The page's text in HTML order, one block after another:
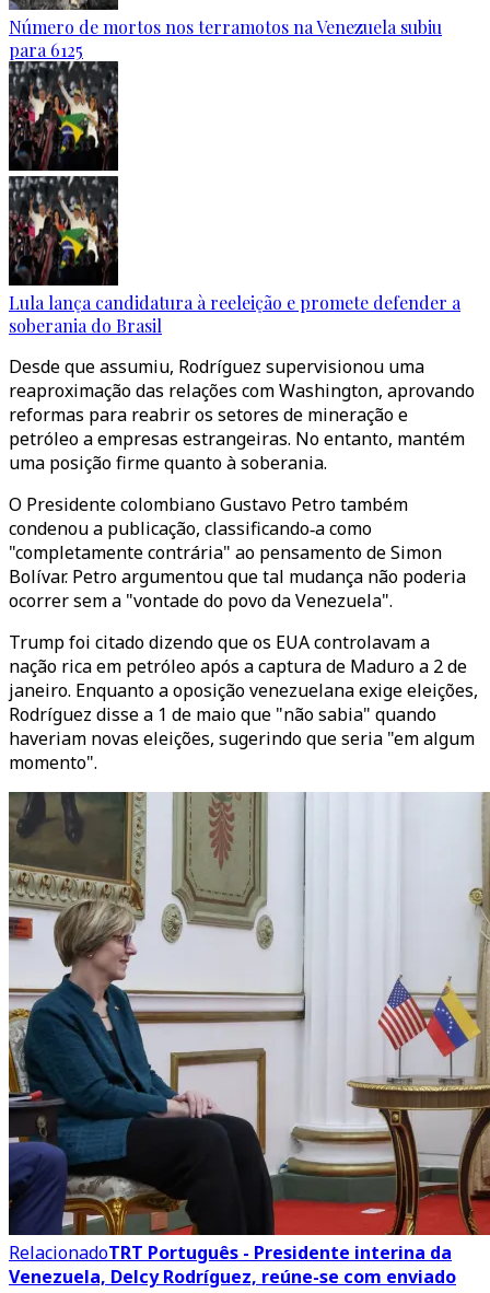
Número de mortos nos terramotos na Venezuela subiu
para 6125
Lula lança candidatura à reeleição e promete defender a
soberania do Brasil
Desde que assumiu, Rodríguez supervisionou uma
reaproximação das relações com Washington, aprovando
reformas para reabrir os setores de mineração e
petróleo a empresas estrangeiras. No entanto, mantém
uma posição firme quanto à soberania.
O Presidente colombiano Gustavo Petro também
condenou a publicação, classificando‑a como
"completamente contrária" ao pensamento de Simon
Bolívar. Petro argumentou que tal mudança não poderia
ocorrer sem a "vontade do povo da Venezuela".
Trump foi citado dizendo que os EUA controlavam a
nação rica em petróleo após a captura de Maduro a 2 de
janeiro. Enquanto a oposição venezuelana exige eleições,
Rodríguez disse a 1 de maio que "não sabia" quando
haveriam novas eleições, sugerindo que seria "em algum
momento".
RelacionadoTRT Português - Presidente interina da
Venezuela, Delcy Rodríguez, reúne-se com enviado